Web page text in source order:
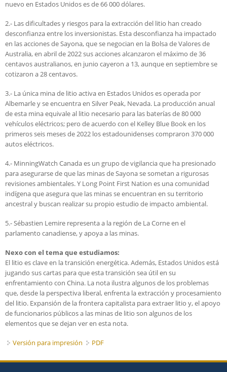
nuevo en Estados Unidos es de 66 000 dólares.
2.- Las dificultades y riesgos para la extracción del litio han creado
desconfianza entre los inversionistas. Esta desconfianza ha impactado
en las acciones de Sayona, que se negocian en la Bolsa de Valores de
Australia, en abril de 2022 sus acciones alcanzaron el máximo de 36
centavos australianos, en junio cayeron a 13, aunque en septiembre se
cotizaron a 28 centavos.
3.- La única mina de litio activa en Estados Unidos es operada por
Albemarle y se encuentra en Silver Peak, Nevada. La producción anual
de esta mina equivale al litio necesario para las baterías de 80 000
vehículos eléctricos; pero de acuerdo con el Kelley Blue Book en los
primeros seis meses de 2022 los estadounidenses compraron 370 000
autos eléctricos.
4.- MinningWatch Canada es un grupo de vigilancia que ha presionado
para asegurarse de que las minas de Sayona se sometan a rigurosas
revisiones ambientales. Y Long Point First Nation es una comunidad
indígena que asegura que las minas se encuentran en su territorio
ancestral y buscan realizar su propio estudio de impacto ambiental.
5.- Sébastien Lemire representa a la región de La Corne en el
parlamento canadiense, y apoya a las minas.
Nexo con el tema que estudiamos:
El litio es clave en la transición energética. Además, Estados Unidos está
jugando sus cartas para que esta transición sea útil en su
enfrentamiento con China. La nota ilustra algunos de los problemas
que, desde la perspectiva liberal, enfrenta la extracción y procesamiento
del litio. Expansión de la frontera capitalista para extraer litio y, el apoyo
de funcionarios públicos a las minas de litio son algunos de los
elementos que se dejan ver en esta nota.
Versión para impresión PDF